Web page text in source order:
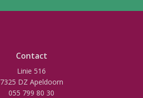
Contact
Linie 516
7325 DZ Apeldoorn
055 799 80 30